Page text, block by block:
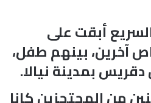
أبقت على
آخرين، بينهم طفل،
بمدينة نيالا.
من المحتجزين كانا